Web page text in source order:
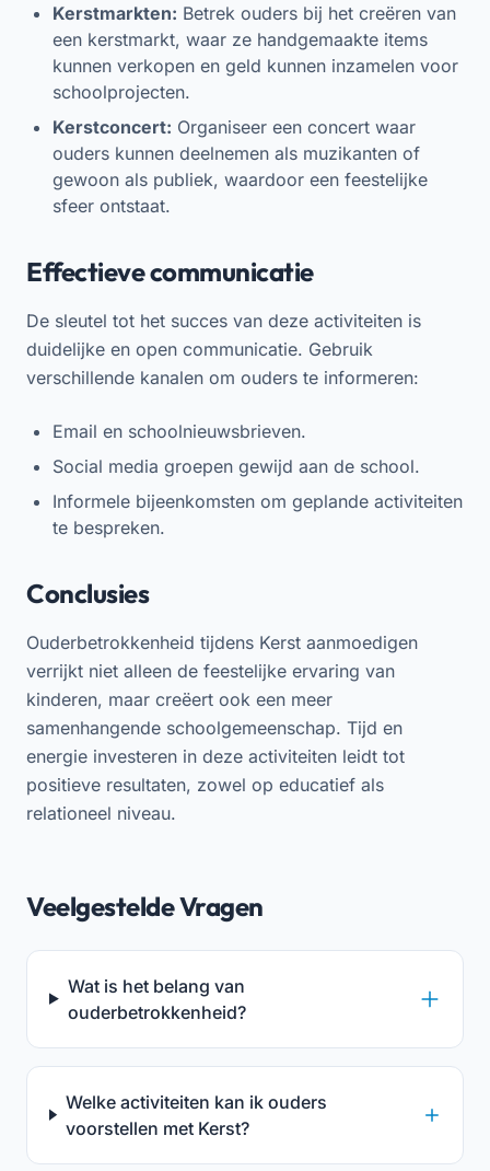
Kerstmarkten: Betrek ouders bij het creëren van
een kerstmarkt, waar ze handgemaakte items
kunnen verkopen en geld kunnen inzamelen voor
schoolprojecten.
Kerstconcert: Organiseer een concert waar
ouders kunnen deelnemen als muzikanten of
gewoon als publiek, waardoor een feestelijke
sfeer ontstaat.
Effectieve communicatie
De sleutel tot het succes van deze activiteiten is
duidelijke en open communicatie. Gebruik
verschillende kanalen om ouders te informeren:
Email en schoolnieuwsbrieven.
Social media groepen gewijd aan de school.
Informele bijeenkomsten om geplande activiteiten
te bespreken.
Conclusies
Ouderbetrokkenheid tijdens Kerst aanmoedigen
verrijkt niet alleen de feestelijke ervaring van
kinderen, maar creëert ook een meer
samenhangende schoolgemeenschap. Tijd en
energie investeren in deze activiteiten leidt tot
positieve resultaten, zowel op educatief als
relationeel niveau.
Veelgestelde Vragen
Wat is het belang van
ouderbetrokkenheid?
Welke activiteiten kan ik ouders
voorstellen met Kerst?